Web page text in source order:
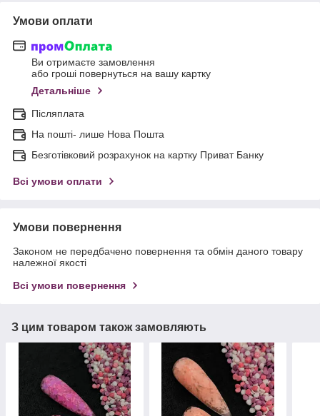
Умови оплати
Ви отримаєте замовлення
або гроші повернуться на вашу картку
Детальніше
Післяплата
На пошті- лише Нова Пошта
Безготівковий розрахунок на картку Приват Банку
Всі умови оплати
Умови повернення
Законом не передбачено повернення та обмін даного товару
належної якості
Всі умови повернення
З цим товаром також замовляють